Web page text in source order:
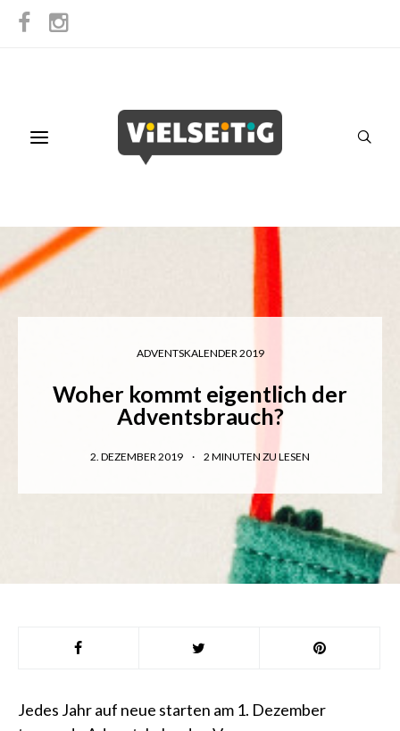
ADVENTSKALENDER 2019
Woher kommt eigentlich der
Adventsbrauch?
2. DEZEMBER 2019 2 MINUTEN ZU LESEN
Jedes Jahr auf neue starten am 1. Dezember